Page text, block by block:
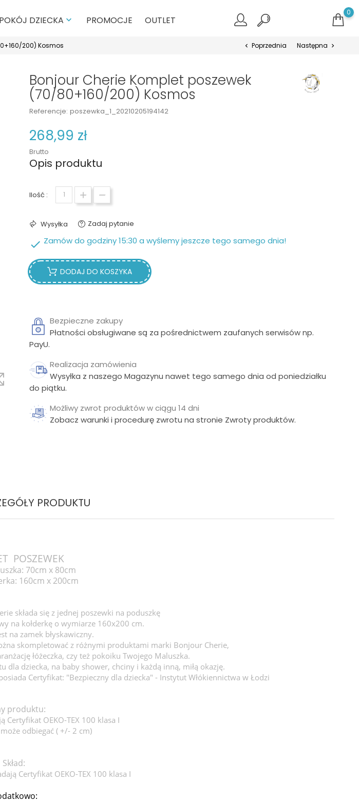
0
POKÓJ DZIECKA  PROMOCJE OUTLET
200) Kosmos chevron_left Poprzednia Następna chevron_right
Bonjour Cherie Komplet poszewek
(70/80+160/200) Kosmos
Referencje: poszewka_1_20210205194142
268,99 zł
Brutto
Opis produktu
Ilość :
Wysyłka Zadaj pytanie
 Zamów do godziny 15:30 a wyślemy jeszcze tego samego dnia!
DODAJ DO KOSZYKA
Bezpieczne zakupy
Płatności obsługiwane są za pośrednictwem zaufanych serwisów np.
PayU.
Realizacja zamówienia
Wysyłka z naszego Magazynu nawet tego samego dnia od poniedziałku
do piątku.
Możliwy zwrot produktów w ciągu 14 dni
Zobacz warunki i procedurę zwrotu na stronie Zwroty produktów.
PRODUKTU
POSZEWEK
70cm x 80cm
160cm x 200cm
składa się z jednej poszewki na poduszkę
na kołderkę o wymiarze 160x200 cm.
na zamek błyskawiczny.
skompletować z różnymi produktami marki Bonjour Cherie,
łóżeczka, czy też pokoiku Twojego Maluszka.
dziecka, na baby shower, chciny i każdą inną, miłą okazję.
Certyfikat: "Bezpieczny dla dziecka" - Instytut Włókiennictwa w Łodzi
produktu:
Certyfikat OEKO-TEX 100 klasa I
odbiegać ( +/- 2 cm)
Skład:
Certyfikat OEKO-TEX 100 klasa I